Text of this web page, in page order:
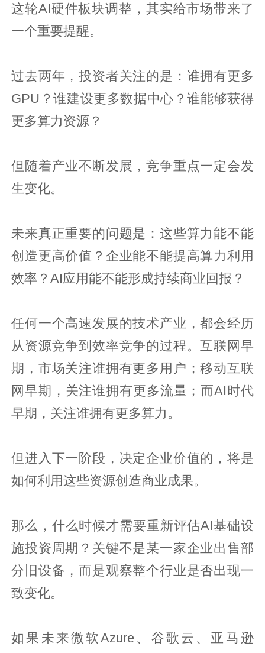
这轮AI硬件板块调整，其实给市场带来了
一个重要提醒。
过去两年，投资者关注的是：谁拥有更多
GPU？谁建设更多数据中心？谁能够获得
更多算力资源？
但随着产业不断发展，竞争重点一定会发
生变化。
未来真正重要的问题是：这些算力能不能
创造更高价值？企业能不能提高算力利用
效率？AI应用能不能形成持续商业回报？
任何一个高速发展的技术产业，都会经历
从资源竞争到效率竞争的过程。互联网早
期，市场关注谁拥有更多用户；移动互联
网早期，关注谁拥有更多流量；而AI时代
早期，关注谁拥有更多算力。
但进入下一阶段，决定企业价值的，将是
如何利用这些资源创造商业成果。
那么，什么时候才需要重新评估AI基础设
施投资周期？关键不是某一家企业出售部
分旧设备，而是观察整个行业是否出现一
致变化。
如果未来微软Azure、谷歌云、亚马逊